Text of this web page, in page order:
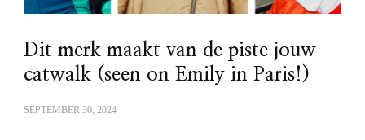
Dit merk maakt van de piste jouw
catwalk (seen on Emily in Paris!)
SEPTEMBER 30, 2024